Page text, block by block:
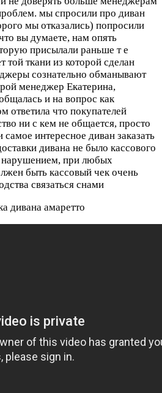
мы спросили про диван
мы отказались) попросили
вы думаете, нам опять
присылали раньше т е
той ткани из которой сделан
сознательно обманывают
менеджер Екатерина,
и на вопрос как
ответила что покупателей
ни с кем не общается, просто
самое интересное диван заказать
дивана не было кассового
нарушением, при любых
быть кассовый чек очень
связаться снами